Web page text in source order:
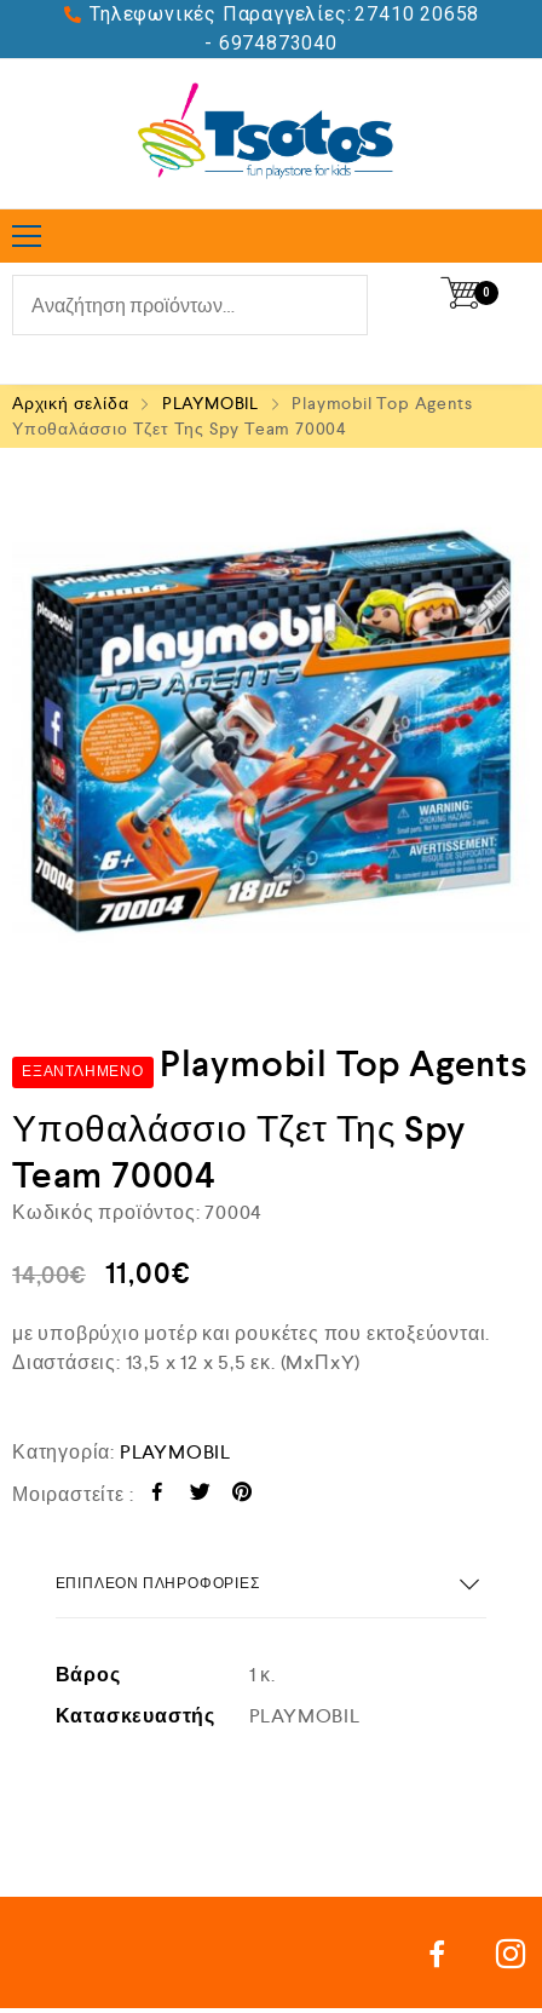
Τηλεφωνικές Παραγγελίες: 27410 20658
- 6974873040
0
Αρχική σελίδα PLAYMOBIL
Playmobil Top Agents
Υποθαλάσσιο Τζετ Της Spy Team 70004
ΕΞΑΝΤΛΗΜΈΝΟ
Playmobil Top Agents
Υποθαλάσσιο Τζετ Της Spy
Team 70004
Κωδικός προϊόντος: 70004
14,00€ 11,00€
με υποβρύχιο μοτέρ και ρουκέτες που εκτοξεύονται.
Διαστάσεις: 13,5 x 12 x 5,5 εκ. (MxΠxY)
Κατηγορία: PLAYMOBIL
Μοιραστείτε :
ΕΠΙΠΛΈΟΝ ΠΛΗΡΟΦΟΡΊΕΣ
Βάρος
1 κ.
Κατασκευαστής
PLAYMOBIL